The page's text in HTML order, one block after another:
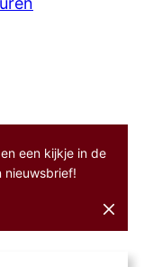
een kijkje in de
nieuwsbrief!